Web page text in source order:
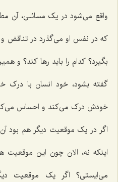
واقع می‌شود در یک مسائلی، آن
که در نفس او می‌گذرد در تناقض و
بگیرد؟ کدام را باید رها کند؟ و
گفته بشود، خود انسان با
خودش درک می‌کند و احساس
اگر در یک موقعیت دیگر هم بود آن
اینکه نه، الان چون این
می‌ایستی؟ اگر یک موقعیت